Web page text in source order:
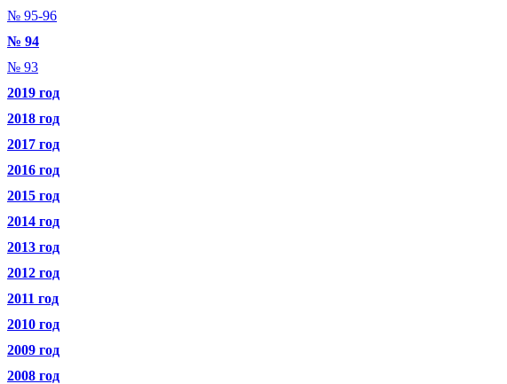
№ 95-96
№ 94
№ 93
2019 год
2018 год
2017 год
2016 год
2015 год
2014 год
2013 год
2012 год
2011 год
2010 год
2009 год
2008 год